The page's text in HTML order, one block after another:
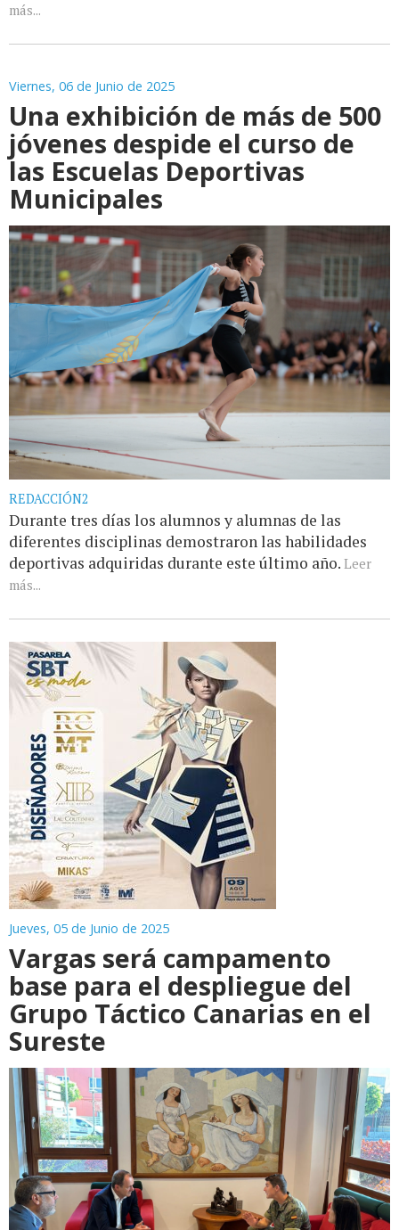
más...
Viernes, 06 de Junio de 2025
Una exhibición de más de 500
jóvenes despide el curso de
las Escuelas Deportivas
Municipales
REDACCIÓN2
Durante tres días los alumnos y alumnas de las
diferentes disciplinas demostraron las habilidades
deportivas adquiridas durante este último año. Leer
más...
Jueves, 05 de Junio de 2025
Vargas será campamento
base para el despliegue del
Grupo Táctico Canarias en el
Sureste